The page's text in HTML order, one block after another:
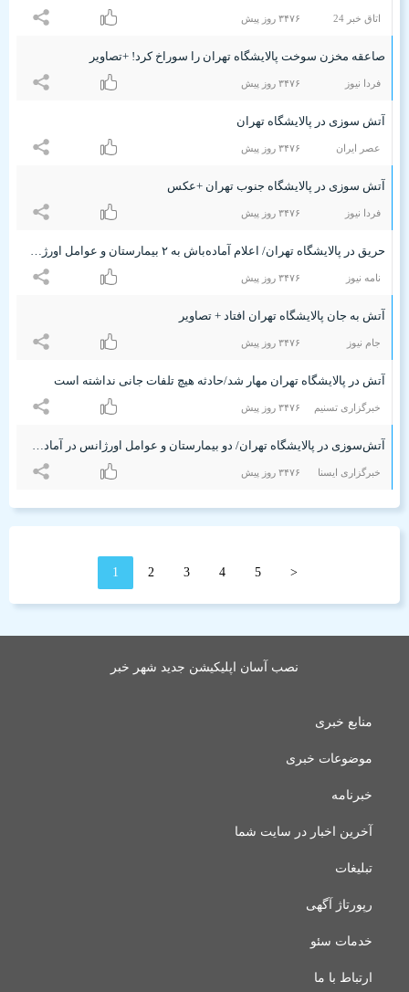
اتاق خبر 24 ٣۴۷۶ روز پیش
صاعقه مخزن سوخت پالایشگاه تهران را سوراخ کرد! +تصاویر
فردا نیوز ٣۴۷۶ روز پیش
آتش سوزی در پالایشگاه تهران
عصر ایران ٣۴۷۶ روز پیش
آتش سوزی در پالایشگاه جنوب تهران +عکس
فردا نیوز ٣۴۷۶ روز پیش
حریق در پالایشگاه تهران/ اعلام آماده‌باش به ۲ بیمارستان و عوامل اورژانس
نامه نیوز ٣۴۷۶ روز پیش
آتش به جان پالایشگاه تهران افتاد + تصاویر
جام نیوز ٣۴۷۶ روز پیش
آتش در پالایشگاه تهران مهار شد/حادثه هیچ تلفات جانی نداشته است
خبرگزاری تسنیم ٣۴۷۶ روز پیش
آتش‌سوزی در پالایشگاه تهران/ دو بیمارستان و عوامل اورژانس در آماده‌باش
خبرگزاری ایسنا ٣۴۷۶ روز پیش
1 2 3 4 5 <
نصب آسان اپلیکیشن جدید شهر خبر
منابع خبری
موضوعات خبری
خبرنامه
آخرین اخبار در سایت شما
تبلیغات
رپورتاژ آگهی
خدمات سئو
ارتباط با ما